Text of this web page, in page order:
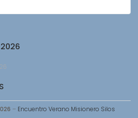
– Encuentro Verano Misionero Silos